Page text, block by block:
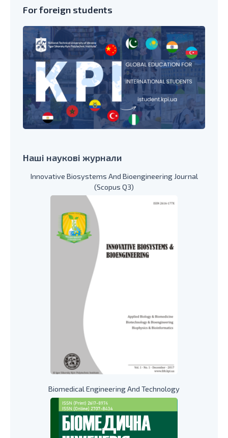
For foreign students
Наші наукові журнали
Innovative Biosystems And Bioengineering Journal
(Scopus Q3)
Biomedical Engineering And Technology